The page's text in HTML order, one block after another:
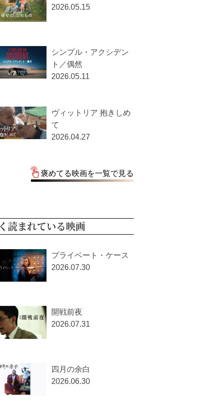
2026.05.15
シンプル・アクシデン
ト／偶然
2026.05.11
ヴィットリア 抱きしめ
て
2026.04.27
褒めてる映画を一覧で見る
読まれている映画
プライベート・ケース
2026.07.30
開戦前夜
2026.07.31
四月の余白
2026.06.30